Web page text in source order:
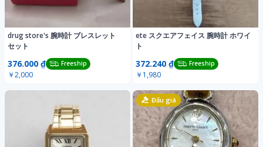
drug store's 腕時計 ブレスレット
セット
376.000 ₫ Freeship
￥2,000
ete スクエアフェイス 腕時計 ホワイ
ト
372.240 ₫ Freeship
￥1,980
Đấu giá